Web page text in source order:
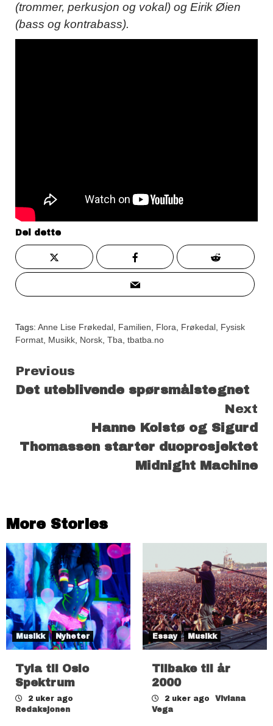
(trommer, perkusjon og vokal) og Eirik Øien
(bass og kontrabass).
Del dette
Tags: Anne Lise Frøkedal Familien Flora Frøkedal Fysisk
Format Musikk Norsk Tba tbatba.no
Continue
Reading
Previous
Det uteblivende spørsmålstegnet
Next
Hanne Kolstø og Sigurd
Thomassen starter duoprosjektet
Midnight Machine
More Stories
Musikk Nyheter
Tyla til Oslo
Spektrum
2 uker ago
Redaksjonen
Essay Musikk
Tilbake til år
2000
2 uker ago
Viviana
Vega